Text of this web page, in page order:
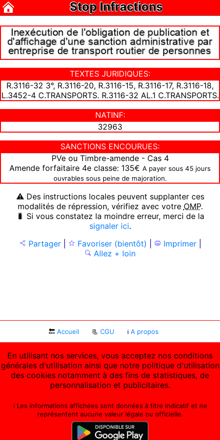
Stop Infractions
TEXTES JURIDIQUES:
R.3116-32 3°, R.3116-20, R.3116-15, R.3116-17, R.3116-18,
L.3452-4 C.TRANSPORTS. R.3116-32 AL.1 C.TRANSPORTS.
NATINF:
32963
SANCTIONS ENCOURUES:
PVe ou Timbre-amende - Cas 4
Amende forfaitaire 4e classe: 135€ A payer sous 45 jours
ouvrables sous peine de majoration.
⚠ Des instructions locales peuvent supplanter ces
modalités de répression, vérifiez avec votre OMP.
🐛 Si vous constatez la moindre erreur, merci de la
signaler ici.
Partager| Favoriser (bientôt) Imprimer|
Allez + loin
🔙 Accueil 📃 CGU ℹ A propos
En utilisant nos services, vous acceptez nos conditions
générales d'utilisation ainsi que notre politique d'utilisation
des cookies notamment à des fins de statistiques, de
personnalisation et publicitaires.
ℹ️ Les informations affichées sont données à titre indicatif et ne
représentent aucune valeur légale ou officielle.